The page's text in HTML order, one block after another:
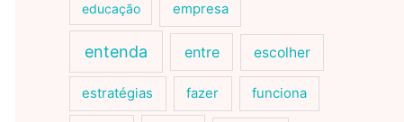
educação empresa
entenda entre escolher
estratégias fazer funciona